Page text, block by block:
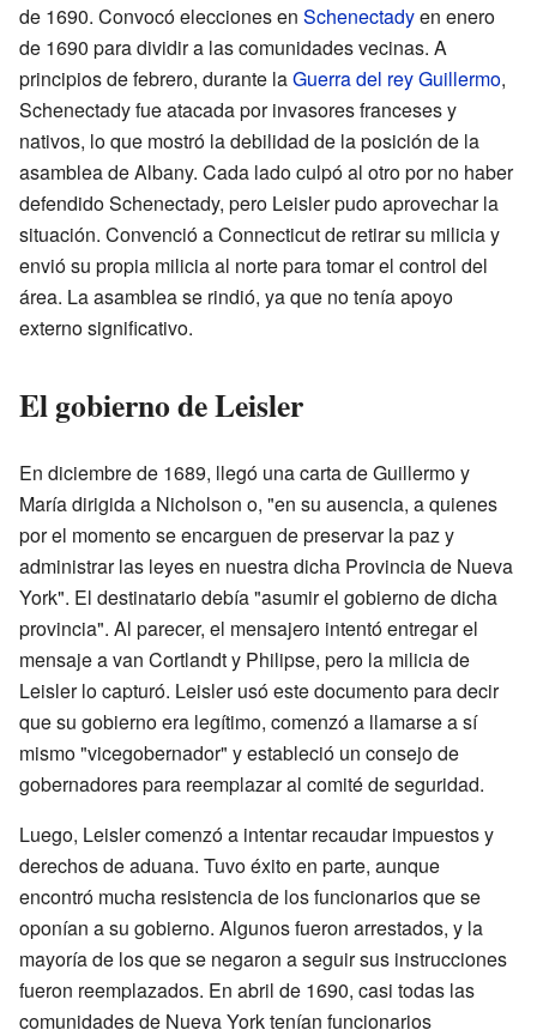
de 1690. Convocó elecciones en Schenectadyen enero
de 1690 para dividir a las comunidades vecinas. A
principios de febrero, durante laGuerra del rey Guillermo,
Schenectady fue atacada por invasores franceses y
nativos, lo que mostró la debilidad de la posición de la
asamblea de Albany. Cada lado culpó al otro por no haber
defendido Schenectady, pero Leisler pudo aprovechar la
situación. Convenció a Connecticut de retirar su milicia y
envió su propia milicia al norte para tomar el control del
área. La asamblea se rindió, ya que no tenía apoyo
externo significativo.
El gobierno de Leisler
En diciembre de 1689, llegó una carta de Guillermo y
María dirigida a Nicholson o, "en su ausencia, a quienes
por el momento se encarguen de preservar la paz y
administrar las leyes en nuestra dicha Provincia de Nueva
York". El destinatario debía "asumir el gobierno de dicha
provincia". Al parecer, el mensajero intentó entregar el
mensaje a van Cortlandt y Philipse, pero la milicia de
Leisler lo capturó. Leisler usó este documento para decir
que su gobierno era legítimo, comenzó a llamarse a sí
mismo "vicegobernador" y estableció un consejo de
gobernadores para reemplazar al comité de seguridad.
Luego, Leisler comenzó a intentar recaudar impuestos y
derechos de aduana. Tuvo éxito en parte, aunque
encontró mucha resistencia de los funcionarios que se
oponían a su gobierno. Algunos fueron arrestados, y la
mayoría de los que se negaron a seguir sus instrucciones
fueron reemplazados. En abril de 1690, casi todas las
comunidades de Nueva York tenían funcionarios